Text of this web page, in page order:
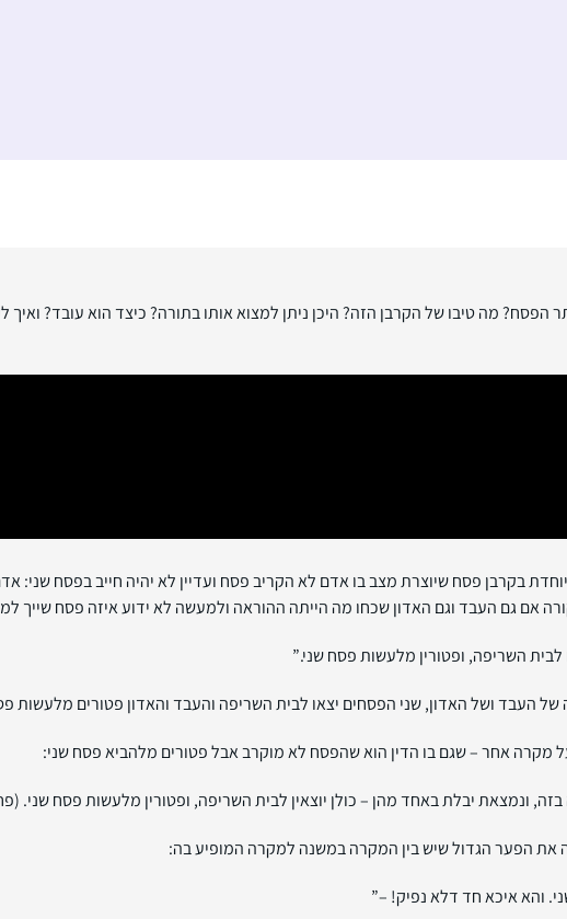
הפסח? מה טיבו של הקרבן הזה? היכן ניתן למצוא אותו בתורה? כיצד הוא עובד?
בקרבן פסח שיוצרת מצב בו אדם לא הקריב פסח ועדיין לא יהיה חייב בפסח שני:
אם גם העבד וגם האדון שכחו מה הייתה ההוראה ולמעשה לא ידוע איזה פסח שייך
השריפה, ופטורין מלעשות פסח שני.”
העבד ושל האדון, שני הפסחים יצאו לבית השריפה והעבד והאדון פטורים מלעשות
מקרה אחר – שגם בו הדין הוא שהפסח לא מוקרב אבל פטורים מלהביא פסח שני:
ונמצאת יבלת באחד מהן – כולן יוצאין לבית השריפה, ופטורין מלעשות פסח שני.
הפער הגדול שיש בין המקרה במשנה למקרה המופיע בה:
והא איכא חד דלא נפיק! –”